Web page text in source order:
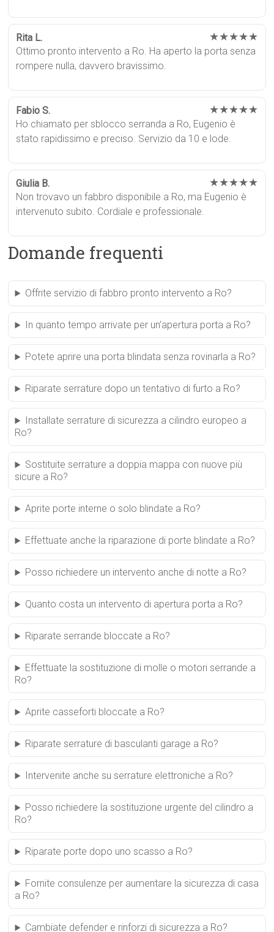
Rita L. ★★★★★
Ottimo pronto intervento a Ro. Ha aperto la porta senza
rompere nulla, davvero bravissimo.
Fabio S. ★★★★★
Ho chiamato per sblocco serranda a Ro, Eugenio è
stato rapidissimo e preciso. Servizio da 10 e lode.
Giulia B. ★★★★★
Non trovavo un fabbro disponibile a Ro, ma Eugenio è
intervenuto subito. Cordiale e professionale.
Domande frequenti
Offrite servizio di fabbro pronto intervento a Ro?
In quanto tempo arrivate per un’apertura porta a Ro?
Potete aprire una porta blindata senza rovinarla a Ro?
Riparate serrature dopo un tentativo di furto a Ro?
Installate serrature di sicurezza a cilindro europeo a
Ro?
Sostituite serrature a doppia mappa con nuove più
sicure a Ro?
Aprite porte interne o solo blindate a Ro?
Effettuate anche la riparazione di porte blindate a Ro?
Posso richiedere un intervento anche di notte a Ro?
Quanto costa un intervento di apertura porta a Ro?
Riparate serrande bloccate a Ro?
Effettuate la sostituzione di molle o motori serrande a
Ro?
Aprite casseforti bloccate a Ro?
Riparate serrature di basculanti garage a Ro?
Intervenite anche su serrature elettroniche a Ro?
Posso richiedere la sostituzione urgente del cilindro a
Ro?
Riparate porte dopo uno scasso a Ro?
Fornite consulenze per aumentare la sicurezza di casa
a Ro?
Cambiate defender e rinforzi di sicurezza a Ro?